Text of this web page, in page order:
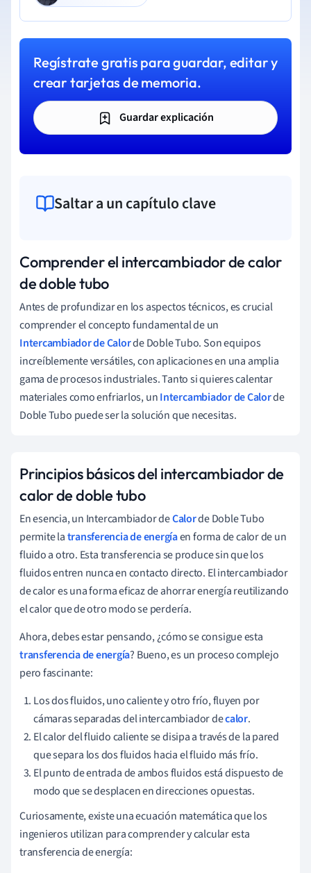
Regístrate gratis para guardar, editar y
crear tarjetas de memoria.
Guardar explicación
Saltar a un capítulo clave
Comprender el intercambiador de calor
de doble tubo
Antes de profundizar en los aspectos técnicos, es crucial
comprender el concepto fundamental de un
Intercambiador de Calorde Doble Tubo. Son equipos
increíblemente versátiles, con aplicaciones en una amplia
gama de procesos industriales. Tanto si quieres calentar
materiales como enfriarlos, unIntercambiador de Calorde
Doble Tubo puede ser la solución que necesitas.
Principios básicos del intercambiador de
calor de doble tubo
En esencia, un Intercambiador deCalorde Doble Tubo
permite latransferencia de energíaen forma de calor de un
fluido a otro. Esta transferencia se produce sin que los
fluidos entren nunca en contacto directo. El intercambiador
de calor es una forma eficaz de ahorrar energía reutilizando
el calor que de otro modo se perdería.
Ahora, debes estar pensando, ¿cómo se consigue esta
transferencia de energía? Bueno, es un proceso complejo
pero fascinante:
Los dos fluidos, uno caliente y otro frío, fluyen por
cámaras separadas del intercambiador decalor.
El calor del fluido caliente se disipa a través de la pared
que separa los dos fluidos hacia el fluido más frío.
El punto de entrada de ambos fluidos está dispuesto de
modo que se desplacen en direcciones opuestas.
Curiosamente, existe una ecuación matemática que los
ingenieros utilizan para comprender y calcular esta
transferencia de energía: